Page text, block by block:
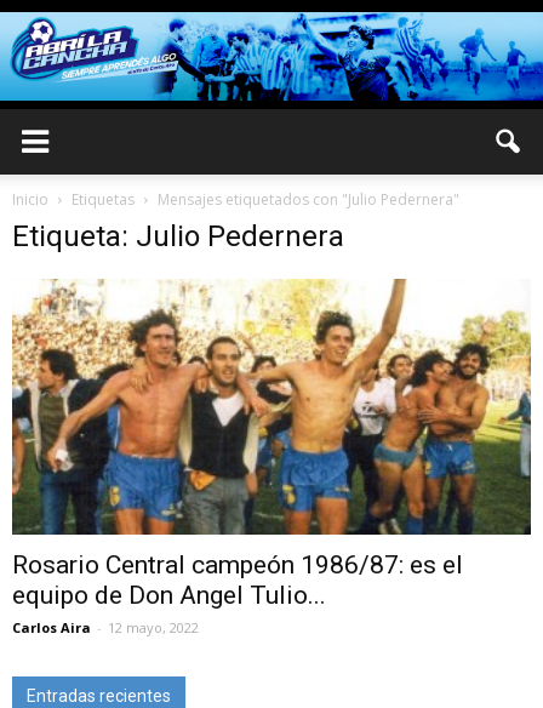
Inicio Etiquetas Mensajes etiquetados con "Julio Pedernera"
Etiqueta: Julio Pedernera
Rosario Central campeón 1986/87: es el
equipo de Don Angel Tulio...
Carlos Aira - 12 mayo, 2022
Entradas recientes